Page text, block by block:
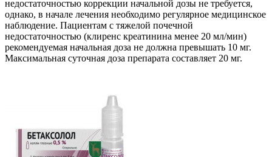
недостаточностью коррекции начальной дозы не требуется,
однако, в начале лечения необходимо регулярное медицинское
наблюдение. Пациентам с тяжелой почечной
недостаточностью (клиренс креатинина менее 20 мл/мин)
рекомендуемая начальная доза не должна превышать 10 мг.
Максимальная суточная доза препарата составляет 20 мг.